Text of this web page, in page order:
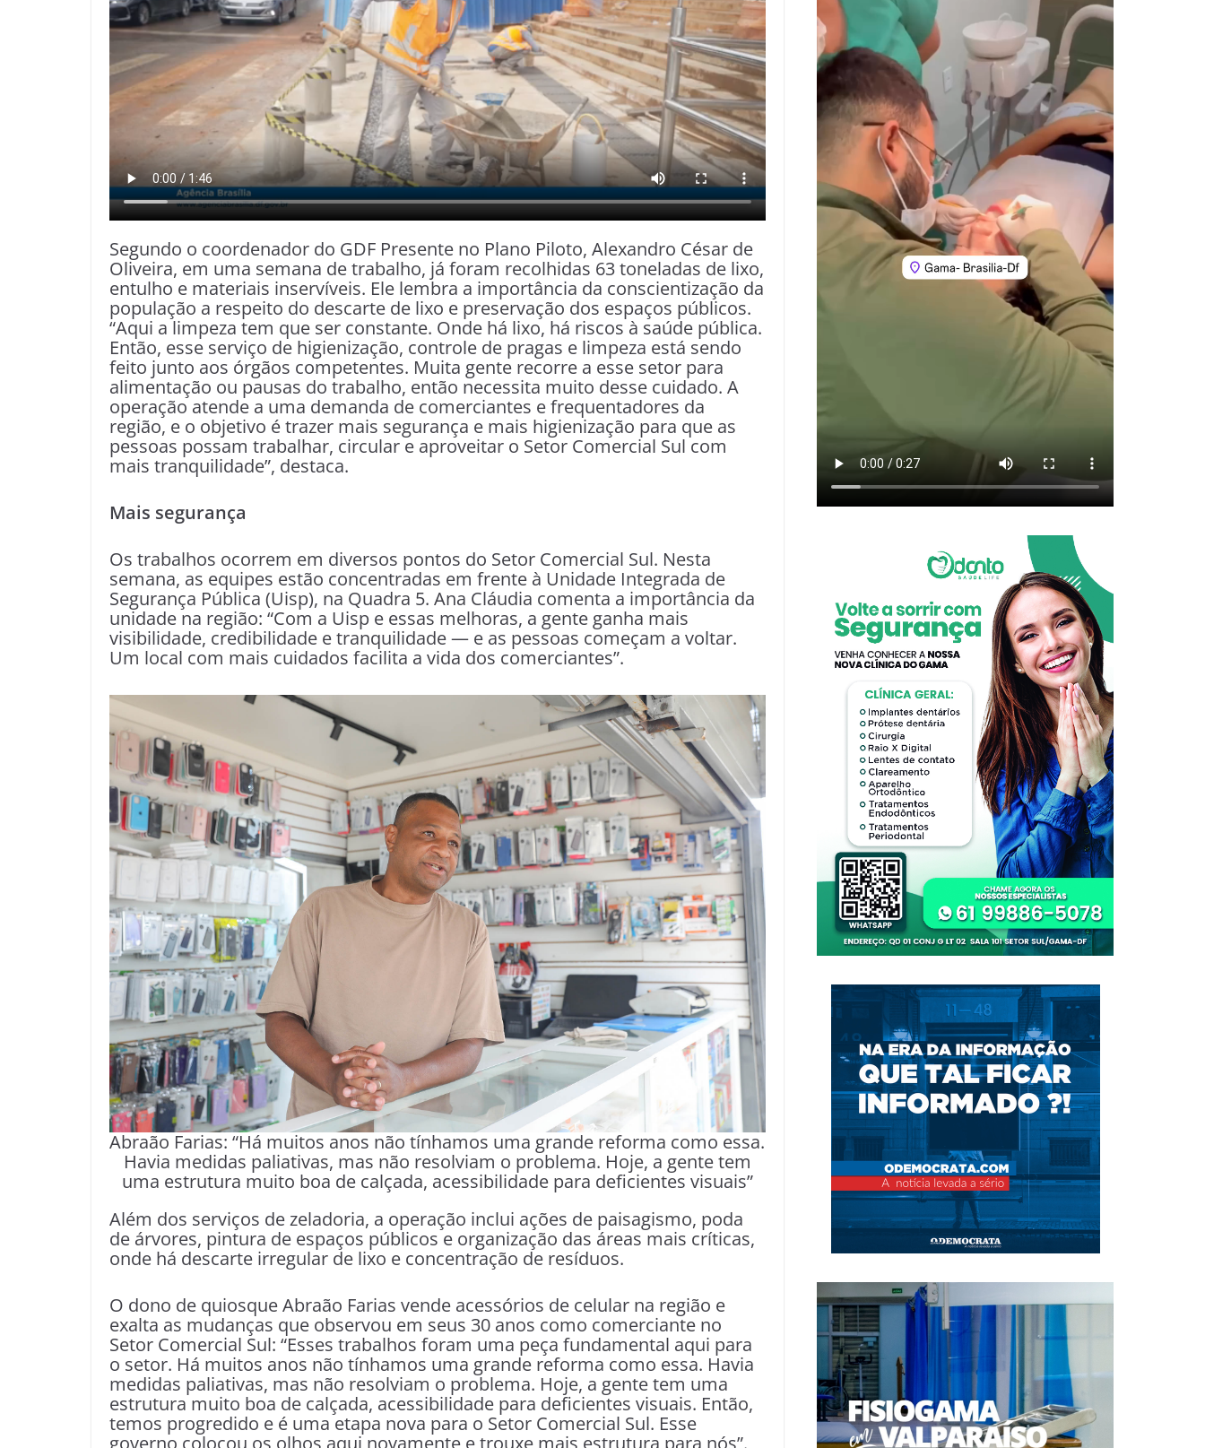
Segundo o coordenador do GDF Presente no Plano Piloto, Alexandro César de
Oliveira, em uma semana de trabalho, já foram recolhidas 63 toneladas de lixo,
entulho e materiais inservíveis. Ele lembra a importância da conscientização da
população a respeito do descarte de lixo e preservação dos espaços públicos.
“Aqui a limpeza tem que ser constante. Onde há lixo, há riscos à saúde pública.
Então, esse serviço de higienização, controle de pragas e limpeza está sendo
feito junto aos órgãos competentes. Muita gente recorre a esse setor para
alimentação ou pausas do trabalho, então necessita muito desse cuidado. A
operação atende a uma demanda de comerciantes e frequentadores da
região, e o objetivo é trazer mais segurança e mais higienização para que as
pessoas possam trabalhar, circular e aproveitar o Setor Comercial Sul com
mais tranquilidade”, destaca.
Mais segurança
Os trabalhos ocorrem em diversos pontos do Setor Comercial Sul. Nesta
semana, as equipes estão concentradas em frente à Unidade Integrada de
Segurança Pública (Uisp), na Quadra 5. Ana Cláudia comenta a importância da
unidade na região: “Com a Uisp e essas melhoras, a gente ganha mais
visibilidade, credibilidade e tranquilidade — e as pessoas começam a voltar.
Um local com mais cuidados facilita a vida dos comerciantes”.
Abraão Farias: “Há muitos anos não tínhamos uma grande reforma como essa.
Havia medidas paliativas, mas não resolviam o problema. Hoje, a gente tem
uma estrutura muito boa de calçada, acessibilidade para deficientes visuais”
Além dos serviços de zeladoria, a operação inclui ações de paisagismo, poda
de árvores, pintura de espaços públicos e organização das áreas mais críticas,
onde há descarte irregular de lixo e concentração de resíduos.
O dono de quiosque Abraão Farias vende acessórios de celular na região e
exalta as mudanças que observou em seus 30 anos como comerciante no
Setor Comercial Sul: “Esses trabalhos foram uma peça fundamental aqui para
o setor. Há muitos anos não tínhamos uma grande reforma como essa. Havia
medidas paliativas, mas não resolviam o problema. Hoje, a gente tem uma
estrutura muito boa de calçada, acessibilidade para deficientes visuais. Então,
temos progredido e é uma etapa nova para o Setor Comercial Sul. Esse